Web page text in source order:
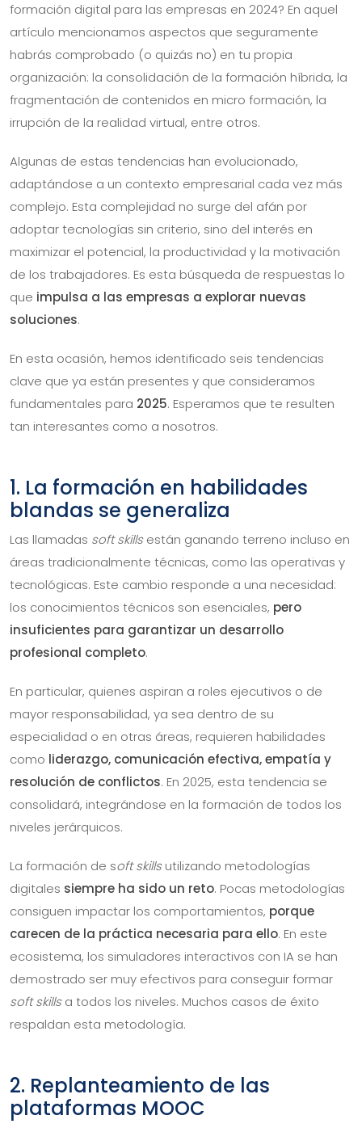
formación digital para las empresas en 2024? En aquel
artículo mencionamos aspectos que seguramente
habrás comprobado (o quizás no) en tu propia
organización: la consolidación de la formación híbrida, la
fragmentación de contenidos en micro formación, la
irrupción de la realidad virtual, entre otros.
Algunas de estas tendencias han evolucionado,
adaptándose a un contexto empresarial cada vez más
complejo. Esta complejidad no surge del afán por
adoptar tecnologías sin criterio, sino del interés en
maximizar el potencial, la productividad y la motivación
de los trabajadores. Es esta búsqueda de respuestas lo
que impulsa a las empresas a explorar nuevas
soluciones.
En esta ocasión, hemos identificado seis tendencias
clave que ya están presentes y que consideramos
fundamentales para 2025. Esperamos que te resulten
tan interesantes como a nosotros.
1. La formación en habilidades
blandas se generaliza
Las llamadas soft skillsestán ganando terreno incluso en
áreas tradicionalmente técnicas, como las operativas y
tecnológicas. Este cambio responde a una necesidad:
los conocimientos técnicos son esenciales, pero
insuficientes para garantizar un desarrollo
profesional completo.
En particular, quienes aspiran a roles ejecutivos o de
mayor responsabilidad, ya sea dentro de su
especialidad o en otras áreas, requieren habilidades
como liderazgo, comunicación efectiva, empatía y
resolución de conflictos. En 2025, esta tendencia se
consolidará, integrándose en la formación de todos los
niveles jerárquicos.
La formación de soft skillsutilizando metodologías
digitales siempre ha sido un reto. Pocas metodologías
consiguen impactar los comportamientos, porque
carecen de la práctica necesaria para ello. En este
ecosistema, los simuladores interactivos con IA se han
demostrado ser muy efectivos para conseguir formar
soft skillsa todos los niveles. Muchos casos de éxito
respaldan esta metodología.
2. Replanteamiento de las
plataformas MOOC